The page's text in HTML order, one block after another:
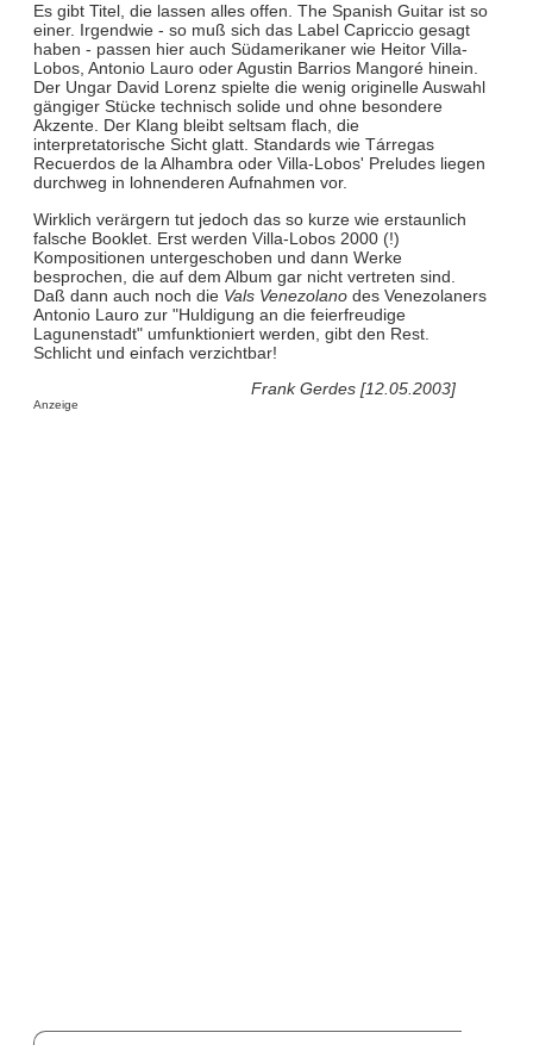
Es gibt Titel, die lassen alles offen. The Spanish Guitar ist so
einer. Irgendwie - so muß sich das Label Capriccio gesagt
haben - passen hier auch Südamerikaner wie Heitor Villa-
Lobos, Antonio Lauro oder Agustin Barrios Mangoré hinein.
Der Ungar David Lorenz spielte die wenig originelle Auswahl
gängiger Stücke technisch solide und ohne besondere
Akzente. Der Klang bleibt seltsam flach, die
interpretatorische Sicht glatt. Standards wie Tárregas
Recuerdos de la Alhambra oder Villa-Lobos' Preludes liegen
durchweg in lohnenderen Aufnahmen vor.
Wirklich verärgern tut jedoch das so kurze wie erstaunlich
falsche Booklet. Erst werden Villa-Lobos 2000 (!)
Kompositionen untergeschoben und dann Werke
besprochen, die auf dem Album gar nicht vertreten sind.
Daß dann auch noch die Vals Venezolanodes Venezolaners
Antonio Lauro zur "Huldigung an die feierfreudige
Lagunenstadt" umfunktioniert werden, gibt den Rest.
Schlicht und einfach verzichtbar!
Frank Gerdes [12.05.2003]
Anzeige